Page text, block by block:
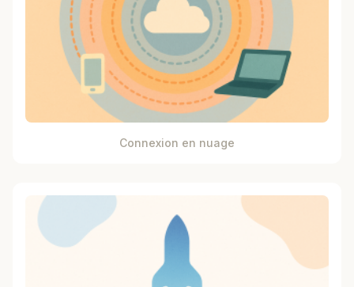
Connexion en nuage